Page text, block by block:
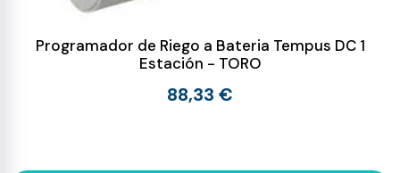
Programador de Riego a Bateria Tempus DC 1
Estación - TORO
88,33 €